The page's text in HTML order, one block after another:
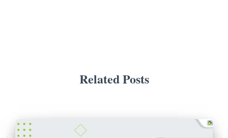
Related Posts